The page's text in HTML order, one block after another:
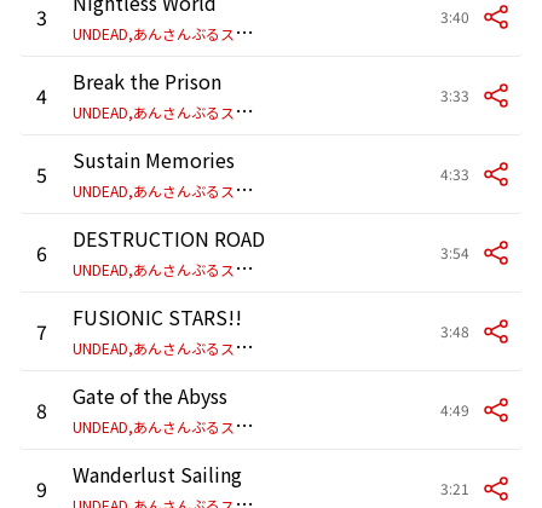
3
U
NDEAD,あんさんぶるスターズ!!
3:40
4
Break the Prison
U
NDEAD,あんさんぶるスターズ!!
3:33
5
Sustain Memories
U
NDEAD,あんさんぶるスターズ!!
4:33
6
DESTRUCTION ROAD
U
NDEAD,あんさんぶるスターズ!!
3:54
7
FUSIONIC STARS!!
U
NDEAD,あんさんぶるスターズ!!
3:48
8
Gate of the Abyss
U
NDEAD,あんさんぶるスターズ!!
4:49
9
Wanderlust Sailing
3:21